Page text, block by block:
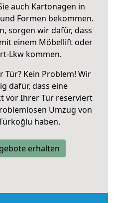
auch Kartonagen in
Formen bekommen.
sorgen wir dafür, dass
einem Möbellift oder
Lkw kommen.
Tür? Kein Problem! Wir
dafür, dass eine
vor Ihrer Tür reserviert
Umzug von
haben.
erhalten